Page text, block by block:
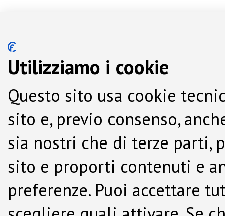
Utilizziamo i cookie
Questo sito usa cookie
sito e, previo consenso,
sia nostri che di terze parti,
sito e proporti contenuti e
preferenze. Puoi accettare